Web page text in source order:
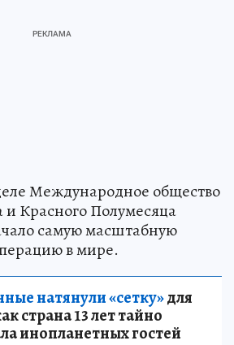
Международное общество
и Красного Полумесяца
самую масштабную
в мире.
натянули «сетку»для
страна 13 лет тайно
инопланетных гостей